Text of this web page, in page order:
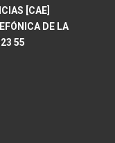
[CAE]
DE LA
55